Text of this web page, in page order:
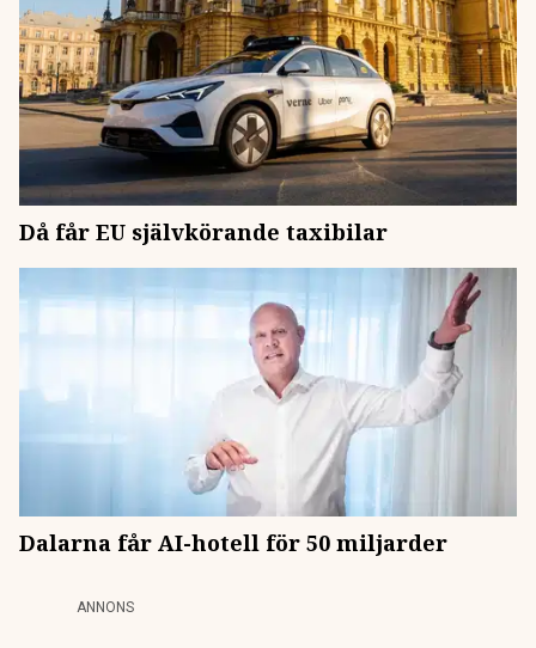
Då får EU självkörande taxibilar
Dalarna får AI-hotell för 50 miljarder
ANNONS